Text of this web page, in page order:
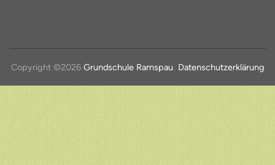
Copyright ©2026 Grundschule Ramspau. Datenschutzerklärung